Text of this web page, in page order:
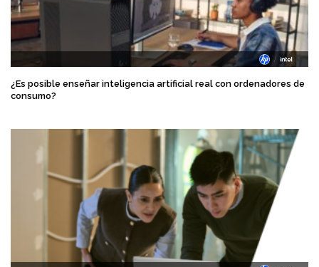
¿Es posible enseñar inteligencia artificial real con ordenadores de
consumo?